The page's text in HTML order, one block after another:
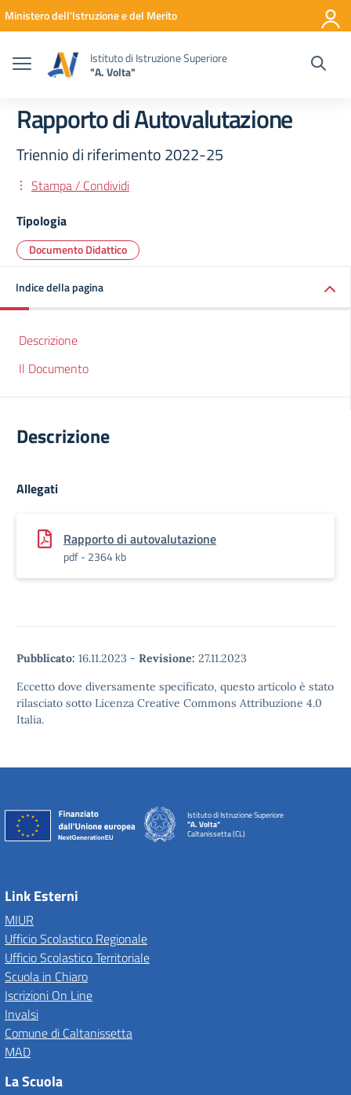
Vai ai contenuti
Vai al menu di navigazione
Vai al footer
Ministero dell'Istruzione e del Merito
Istituto di Istruzione Superiore
"A. Volta"
Rapporto di Autovalutazione
Triennio di riferimento 2022-25
Stampa / Condividi
Tipologia
Documento Didattico
Indice della pagina
Descrizione
Il Documento
Descrizione
Allegati
Rapporto di autovalutazione
pdf - 2364 kb
Pubblicato: 16.11.2023 - Revisione: 27.11.2023
Eccetto dove diversamente specificato, questo articolo è stato
rilasciato sotto Licenza Creative Commons Attribuzione 4.0
Italia.
Istituto di Istruzione Superiore
"A. Volta"
Caltanissetta (CL)
Link Esterni
MIUR
Ufficio Scolastico Regionale
Ufficio Scolastico Territoriale
Scuola in Chiaro
Iscrizioni On Line
Invalsi
Comune di Caltanissetta
MAD
La Scuola